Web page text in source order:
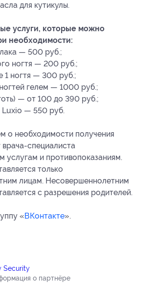
для кутикулы.
услуги, которые можно
необходимости:
— 500 руб.;
ногтя — 200 руб.;
1 ногтя — 300 руб.;
гелем — 1000 руб.;
— от 100 до 390 руб.;
— 550 руб.
о необходимости получения
врача-специалиста
услугам и противопоказаниям.
только
лицам. Несовершеннолетним
с разрешения родителей.
«ВКонтакте».
Security
о партнёре